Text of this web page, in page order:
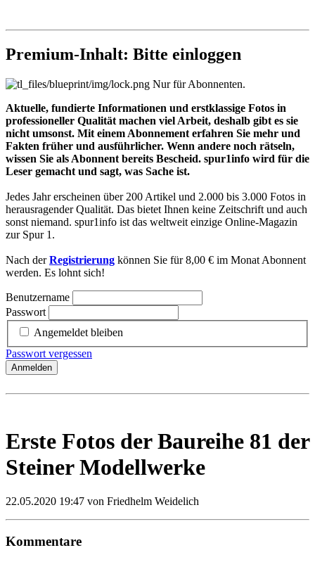
Premium-Inhalt: Bitte einloggen
Nur für Abonnenten.
Aktuelle, fundierte Informationen und erstklassige Fotos in
professioneller Qualität machen viel Arbeit, deshalb gibt es sie
nicht umsonst. Mit einem Abonnement erfahren Sie mehr und
Fakten früher und ausführlicher. Wenn andere noch rätseln,
wissen Sie als Abonnent bereits Bescheid. spur1info wird für die
Leser gemacht und sagt, was Sache ist.
Jedes Jahr erscheinen über 200 Artikel und 2.000 bis 3.000 Fotos in
herausragender Qualität. Das bietet Ihnen keine Zeitschrift und auch
sonst niemand. spur1info ist das weltweit einzige Online-Magazin
zur Spur 1.
Nach derRegistrierung können Sie für 8,00 € im Monat Abonnent
werden. Es lohnt sich!
Benutzername
Passwort
Angemeldet bleiben
Passwort vergessen
Anmelden
Erste Fotos der Baureihe 81 der
Steiner Modellwerke
22.05.2020 19:47 von Friedhelm Weidelich
Kommentare